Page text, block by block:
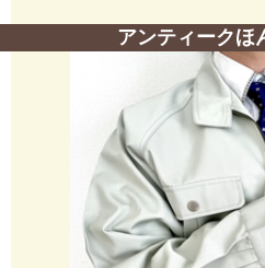
アンティークほ